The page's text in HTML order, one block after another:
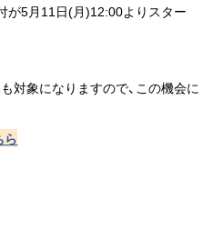
が5月11日(月)12:00よりスター
対象になりますので、この機会に
ら